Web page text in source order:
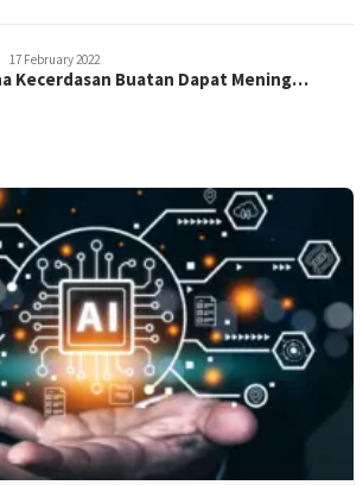
17 February 2022
Kecerdasan Buatan Dapat Mening…